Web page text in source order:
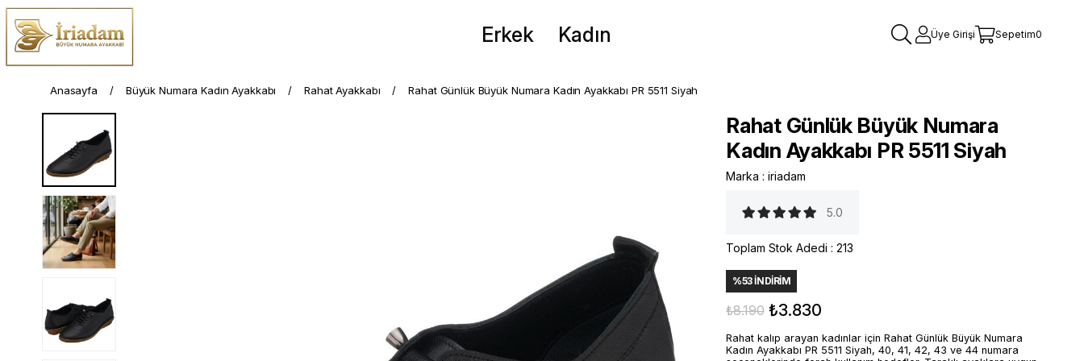
Erkek Kadın Üye Girişi Sepetim0
Anasayfa Büyük Numara Kadın Ayakkabı Rahat Ayakkabı Rahat Günlük Büyük Numara Kadın Ayakkabı PR 5511 Siyah
Rahat Günlük Büyük Numara
Kadın Ayakkabı PR 5511 Siyah
Marka : iriadam
5.0
Toplam Stok Adedi : 213
%53İNDIRIM
₺8.190 ₺3.830
Rahat kalıp arayan kadınlar için Rahat Günlük Büyük Numara
Kadın Ayakkabı PR 5511 Siyah, 40, 41, 42, 43 ve 44 numara